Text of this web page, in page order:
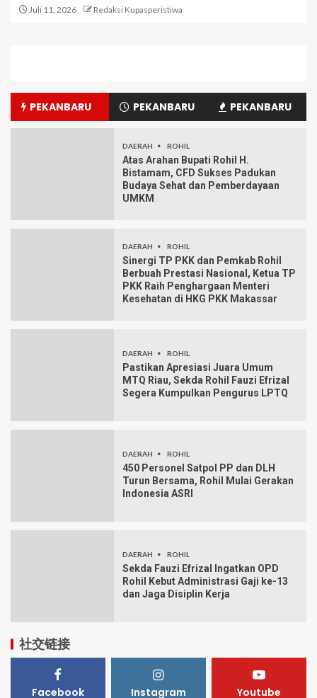
Juli 11, 2026 Redaksi Kupasperistiwa
PEKANBARU PEKANBARU PEKANBARU
DAERAH ROHIL
Atas Arahan Bupati Rohil H.
Bistamam, CFD Sukses Padukan
Budaya Sehat dan Pemberdayaan
UMKM
DAERAH ROHIL
Sinergi TP PKK dan Pemkab Rohil
Berbuah Prestasi Nasional, Ketua TP
PKK Raih Penghargaan Menteri
Kesehatan di HKG PKK Makassar
DAERAH ROHIL
Pastikan Apresiasi Juara Umum
MTQ Riau, Sekda Rohil Fauzi Efrizal
Segera Kumpulkan Pengurus LPTQ
DAERAH ROHIL
450 Personel Satpol PP dan DLH
Turun Bersama, Rohil Mulai Gerakan
Indonesia ASRI
DAERAH ROHIL
Sekda Fauzi Efrizal Ingatkan OPD
Rohil Kebut Administrasi Gaji ke-13
dan Jaga Disiplin Kerja
社交链接
Facebook Instagram Youtube